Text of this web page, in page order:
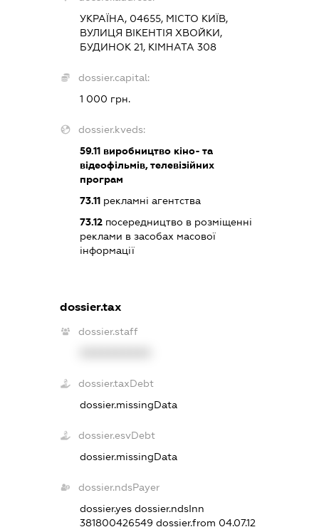
УКРАЇНА, 04655, МІСТО КИЇВ,
ВУЛИЦЯ ВІКЕНТІЯ ХВОЙКИ,
БУДИНОК 21, КІМНАТА 308
dossier.capital:
1 000 грн.
dossier.kveds:
59.11виробництво кіно- та
відеофільмів, телевізійних
програм
73.11рекламні агентства
73.12посередництво в розміщенні
реклами в засобах масової
інформації
dossier.tax
dossier.staff
dossier.taxDebt
dossier.missingData
dossier.esvDebt
dossier.missingData
dossier.ndsPayer
dossier.yes dossier.ndsInn
381800426549 dossier.from 04.07.12